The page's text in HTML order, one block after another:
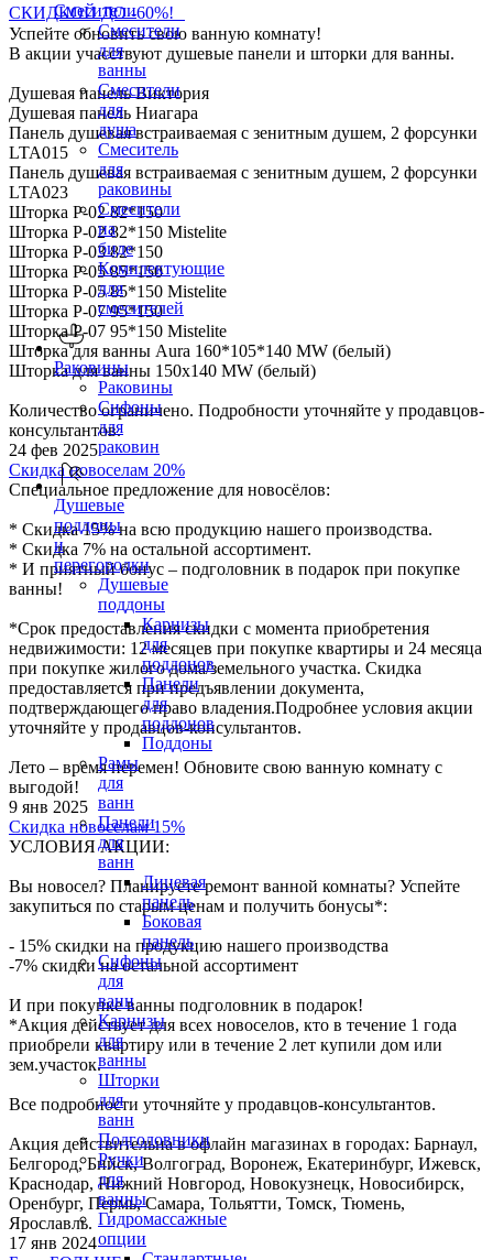
Смесители
Смесители
для
ванны
Смесители
для
душа
Смеситель
для
раковины
Смесители
на
биде
Комплектующие
для
смесителей
Раковины
Раковины
Сифоны
для
раковин
Душевые
поддоны
и
перегородки
Душевые
поддоны
Карнизы
для
поддонов
Панели
для
поддонов
Поддоны
Рамы
для
ванн
Панели
для
ванн
Лицевая
панель
Боковая
панель
Сифоны
для
ванн
Карнизы
для
ванны
Шторки
для
ванн
Подголовники
Ручки
для
ванны
Гидромассажные
опции
СКИДКОЙ ДО -60%!
Успейте обновить свою ванную комнату!
В акции учасствуют душевые панели и шторки для ванны.
Душевая панель Виктория
Душевая панель Ниагара
Панель душевая встраиваемая с зенитным душем, 2 форсунки
LTA015
Панель душевая встраиваемая с зенитным душем, 2 форсунки
LTA023
Шторка P-02 82*150
Шторка P-02 82*150 Mistelite
Шторка P-03 82*150
Шторка P-05 85*150
Шторка P-05 85*150 Mistelite
Шторка P-07 95*150
Шторка P-07 95*150 Mistelite
Шторка для ванны Aura 160*105*140 MW (белый)
Шторка для ванны 150х140 МW (белый)
Количество ограничено. Подробности уточняйте у продавцов-
консультантов.
24 фев 2025
Скидка новоселам 20%
Специальное предложение для новосёлов:
* Скидка 15% на всю продукцию нашего производства.
* Скидка 7% на остальной ассортимент.
* И приятный бонус – подголовник в подарок при покупке
ванны!
*Срок предоставления скидки с момента приобретения
недвижимости: 12 месяцев при покупке квартиры и 24 месяца
при покупке жилого дома/земельного участка. Скидка
предоставляется при предъявлении документа,
подтверждающего право владения.Подробнее условия акции
уточняйте у продавцов-консультантов.
Лето – время перемен! Обновите свою ванную комнату с
выгодой!
9 янв 2025
Скидка новоселам 15%
УСЛОВИЯ АКЦИИ:
Вы новосел? Планируете ремонт ванной комнаты? Успейте
закупиться по старым ценам и получить бонусы*:
- 15% скидки на продукцию нашего производства
-7% скидки на остальной ассортимент
И при покупке ванны подголовник в подарок!
*Акция действует для всех новоселов, кто в течение 1 года
приобрели квартиру или в течение 2 лет купили дом или
зем.участок.
Все подробности уточняйте у продавцов-консультантов.
Акция действительна в офлайн магазинах в городах: Барнаул,
Белгород, Бийск, Волгоград, Воронеж, Екатеринбург, Ижевск,
Краснодар, Нижний Новгород, Новокузнецк, Новосибирск,
Оренбург, Пермь, Самара, Тольятти, Томск, Тюмень,
Ярославль.
17 янв 2024